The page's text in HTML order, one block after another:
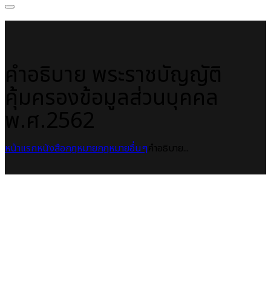
หน้าแรกหนังสือกฎหมายกฎหมายอื่นๆ